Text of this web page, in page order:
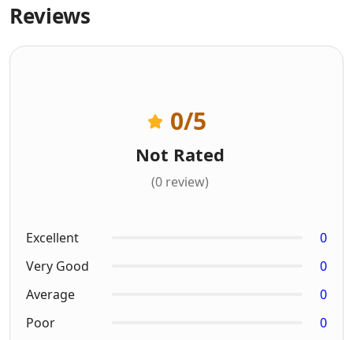
Reviews
0/5
Not Rated
(0 review)
Excellent
0
Very Good
0
Average
0
Poor
0